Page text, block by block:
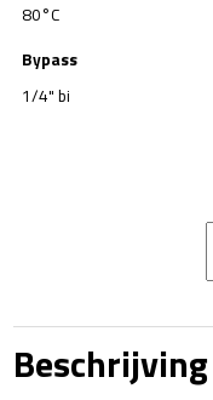
80°C
Bypass
1/4" bi
-
-
Beschrijving